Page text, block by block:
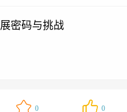
密码与挑战
0 0